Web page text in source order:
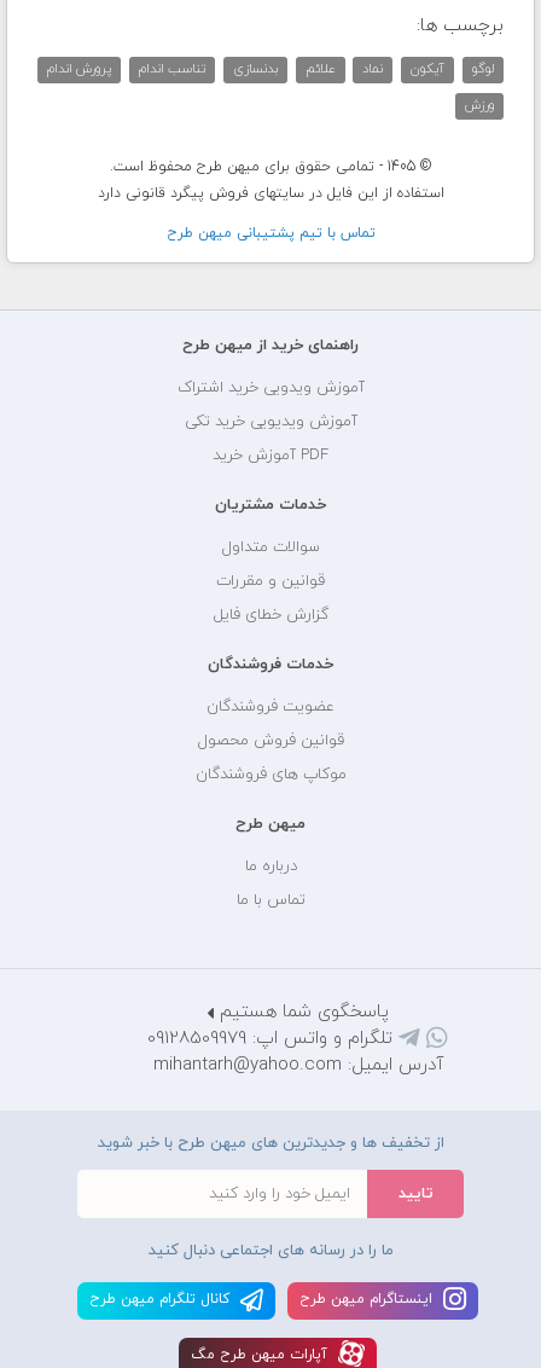
برچسب ها:
لوگو آیکون نماد علائم بدنسازی تناسب اندام
پرورش اندام
ورزش
© 1405 - تمامی حقوق برای میهن طرح محفوظ است.
استفاده از این فایل در سایتهای فروش پیگرد قانونی دارد
تماس با تيم پشتيبانی ميهن طرح
راهنمای خرید از میهن طرح
آموزش ویدویی خرید اشتراک
آموزش ویدیویی خرید تکی
PDF آموزش خرید
خدمات مشتریان
سوالات متداول
قوانین و مقررات
گزارش خطای فایل
خدمات فروشندگان
عضویت فروشندگان
قوانین فروش محصول
موکاپ های فروشندگان
میهن طرح
درباره ما
تماس با ما
پاسخگوی شما هستیم
تلگرام و واتس اپ: 09128509979
آدرس ایمیل: mihantarh@yahoo.com
از تخفیف ها و جدیدترین های میهن طرح با خبر شوید
ما را در رسانه های اجتماعی دنبال کنید
اينستاگرام ميهن طرح کانال تلگرام ميهن طرح
آپارات ميهن طرح مگ